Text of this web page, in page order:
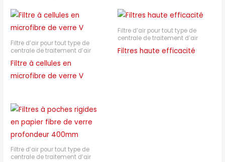
Filtre d’air pour tout type de
centrale de traitement d’air
Filtre à cellules en
microfibre de verre V
Filtre d’air pour tout type de
centrale de traitement d’air
Filtres haute efficacité
Filtre d’air pour tout type de
centrale de traitement d’air